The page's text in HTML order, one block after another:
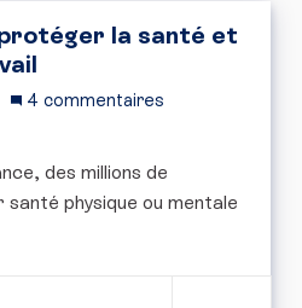
la santé et
4 commentaires
des millions de
physique ou mentale